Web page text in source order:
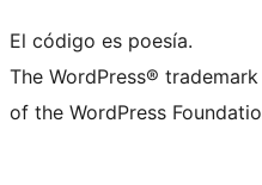
El código es poesía.
The WordPress®
of the WordPress